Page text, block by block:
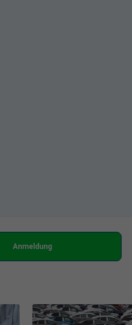
Anmeldung